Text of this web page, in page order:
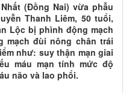
(Đồng Nai) vừa phẫu
Thanh Liêm, 50 tuổi,
Lộc bị phình động mạch
mạch đùi nông chân trái
như: suy thận mạn giai
máu mạn tính mức độ
não và lao phổi.